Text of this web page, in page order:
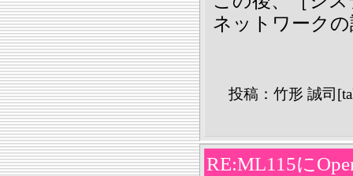
ネットワーク
投稿：竹形 誠司
RE:ML115に